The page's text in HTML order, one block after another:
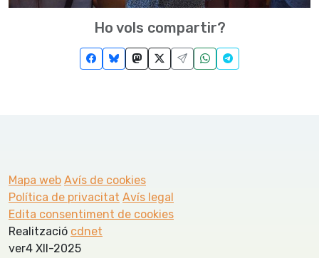
Ho vols compartir?
Mapa web Avís de cookies
Política de privacitat Avís legal
Edita consentiment de cookies
Realització cdnet
ver4 XII-2025